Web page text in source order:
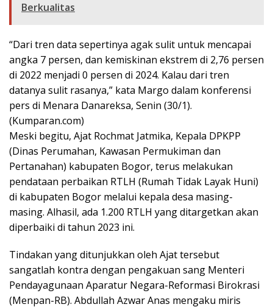
Berkualitas
“Dari tren data sepertinya agak sulit untuk mencapai
angka 7 persen, dan kemiskinan ekstrem di 2,76 persen
di 2022 menjadi 0 persen di 2024. Kalau dari tren
datanya sulit rasanya,” kata Margo dalam konferensi
pers di Menara Danareksa, Senin (30/1).
(Kumparan.com)
Meski begitu, Ajat Rochmat Jatmika, Kepala DPKPP
(Dinas Perumahan, Kawasan Permukiman dan
Pertanahan) kabupaten Bogor, terus melakukan
pendataan perbaikan RTLH (Rumah Tidak Layak Huni)
di kabupaten Bogor melalui kepala desa masing-
masing. Alhasil, ada 1.200 RTLH yang ditargetkan akan
diperbaiki di tahun 2023 ini.
Tindakan yang ditunjukkan oleh Ajat tersebut
sangatlah kontra dengan pengakuan sang Menteri
Pendayagunaan Aparatur Negara-Reformasi Birokrasi
(Menpan-RB). Abdullah Azwar Anas mengaku miris